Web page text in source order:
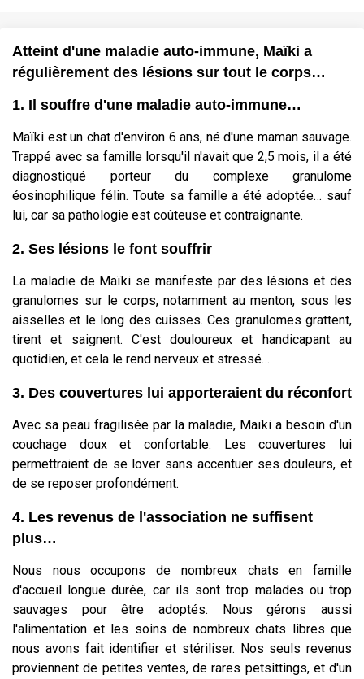
Atteint d'une maladie auto-immune, Maïki a
régulièrement des lésions sur tout le corps…
1. Il souffre d'une maladie auto-immune…
Maïki est un chat d'environ 6 ans, né d'une maman sauvage.
Trappé avec sa famille lorsqu'il n'avait que 2,5 mois, il a été
diagnostiqué porteur du complexe granulome
éosinophilique félin. Toute sa famille a été adoptée… sauf
lui, car sa pathologie est coûteuse et contraignante.
2. Ses lésions le font souffrir
La maladie de Maïki se manifeste par des lésions et des
granulomes sur le corps, notamment au menton, sous les
aisselles et le long des cuisses. Ces granulomes grattent,
tirent et saignent. C'est douloureux et handicapant au
quotidien, et cela le rend nerveux et stressé…
3. Des couvertures lui apporteraient du réconfort
Avec sa peau fragilisée par la maladie, Maïki a besoin d'un
couchage doux et confortable. Les couvertures lui
permettraient de se lover sans accentuer ses douleurs, et
de se reposer profondément.
4. Les revenus de l'association ne suffisent
plus…
Nous nous occupons de nombreux chats en famille
d'accueil longue durée, car ils sont trop malades ou trop
sauvages pour être adoptés. Nous gérons aussi
l'alimentation et les soins de nombreux chats libres que
nous avons fait identifier et stériliser. Nos seuls revenus
proviennent de petites ventes, de rares petsittings, et d'un